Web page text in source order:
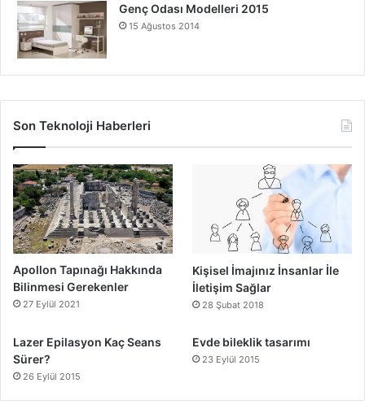
Genç Odası Modelleri 2015
15 Ağustos 2014
Son Teknoloji Haberleri
Apollon Tapınağı Hakkında
Bilinmesi Gerekenler
27 Eylül 2021
Kişisel İmajınız İnsanlar İle
İletişim Sağlar
28 Şubat 2018
Lazer Epilasyon Kaç Seans
Sürer?
26 Eylül 2015
Evde bileklik tasarımı
23 Eylül 2015